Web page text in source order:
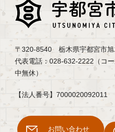
〒320-8540 栃木県宇都宮市旭
代表電話：028-632-2222（コ
中無休）
【法人番号】7000020092011
お問い合わせ